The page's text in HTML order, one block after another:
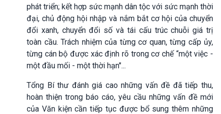
phát triển; kết hợp sức mạnh dân tộc với sức mạnh thời
đại, chủ động hội nhập và nắm bắt cơ hội của chuyển
đổi xanh, chuyển đổi số và tái cấu trúc chuỗi giá trị
toàn cầu. Trách nhiệm của từng cơ quan, từng cấp ủy,
từng cán bộ được xác định rõ trong cơ chế “một việc -
một đầu mối - một thời hạn"...
Tổng Bí thư đánh giá cao những vấn đề đã tiếp thu,
hoàn thiện trong báo cáo, yêu cầu những vấn đề mới
của Văn kiện cần tiếp tục được bổ sung thêm những